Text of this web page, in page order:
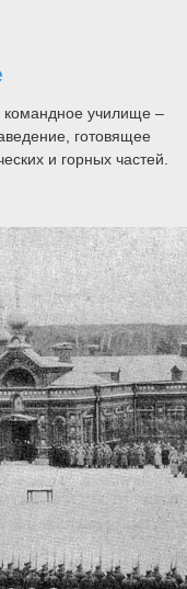
командное училище –
готовящее
и горных частей.